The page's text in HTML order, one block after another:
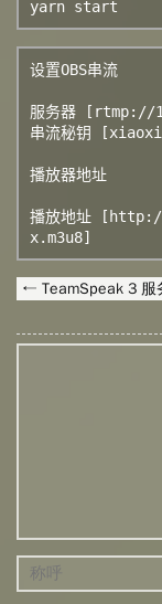
yarn start
设置OBS串流
服务器
串流秘钥
播放器地址
播放地址
x.m3u8]
← TeamSpeak 3 服